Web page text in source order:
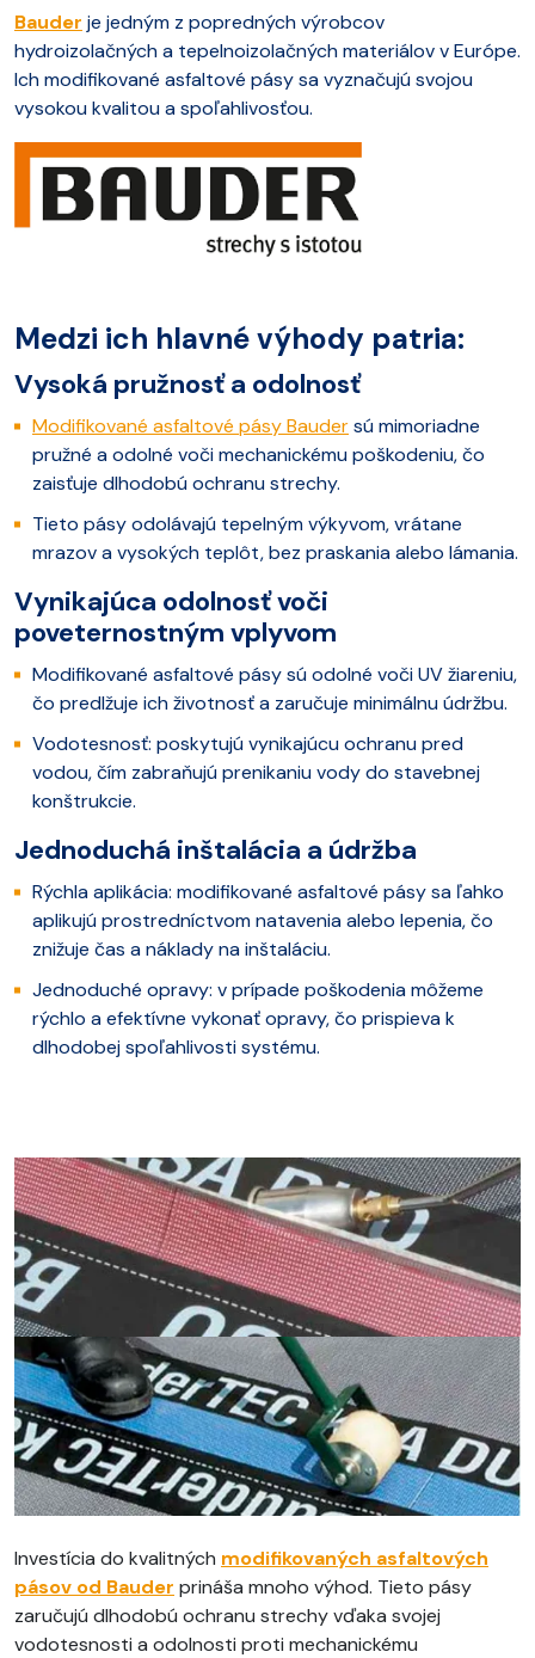
Bauder je jedným z popredných výrobcov
hydroizolačných a tepelnoizolačných materiálov v Európe.
Ich modifikované asfaltové pásy sa vyznačujú svojou
vysokou kvalitou a spoľahlivosťou.
Medzi ich hlavné výhody patria:
Vysoká pružnosť a odolnosť
Modifikované asfaltové pásy Baudersú mimoriadne
pružné a odolné voči mechanickému poškodeniu, čo
zaisťuje dlhodobú ochranu strechy.
Tieto pásy odolávajú tepelným výkyvom, vrátane
mrazov a vysokých teplôt, bez praskania alebo lámania.
Vynikajúca odolnosť voči
poveternostným vplyvom
Modifikované asfaltové pásy sú odolné voči UV žiareniu,
čo predlžuje ich životnosť a zaručuje minimálnu údržbu.
Vodotesnosť: poskytujú vynikajúcu ochranu pred
vodou, čím zabraňujú prenikaniu vody do stavebnej
konštrukcie.
Jednoduchá inštalácia a údržba
Rýchla aplikácia: modifikované asfaltové pásy sa ľahko
aplikujú prostredníctvom natavenia alebo lepenia, čo
znižuje čas a náklady na inštaláciu.
Jednoduché opravy: v prípade poškodenia môžeme
rýchlo a efektívne vykonať opravy, čo prispieva k
dlhodobej spoľahlivosti systému.
Investícia do kvalitných modifikovaných asfaltových
pásov od Bauder prináša mnoho výhod. Tieto pásy
zaručujú dlhodobú ochranu strechy vďaka svojej
vodotesnosti a odolnosti proti mechanickému